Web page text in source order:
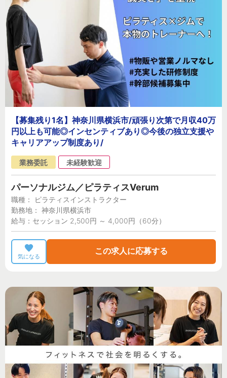
【募集残り1名】神奈川県横浜市/頑張り次第で月収40万
円以上も可能◎インセンティブあり◎今後の独立支援や
キャリアアップ制度あり/
業務委託 未経験歓迎
パーソナルジム／ピラティスVerum
職種： ピラティスインストラクター
勤務地： 神奈川県横浜市
給与：セッション 2,500円 ～ 4,000円（60分）
気になる
この求人に応募する